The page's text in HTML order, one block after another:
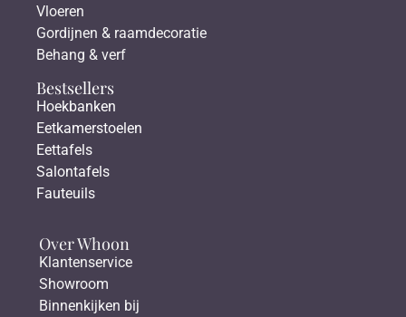
Vloeren
Gordijnen & raamdecoratie
Behang & verf
Bestsellers
Hoekbanken
Eetkamerstoelen
Eettafels
Salontafels
Fauteuils
Over Whoon
Klantenservice
Showroom
Binnenkijken bij